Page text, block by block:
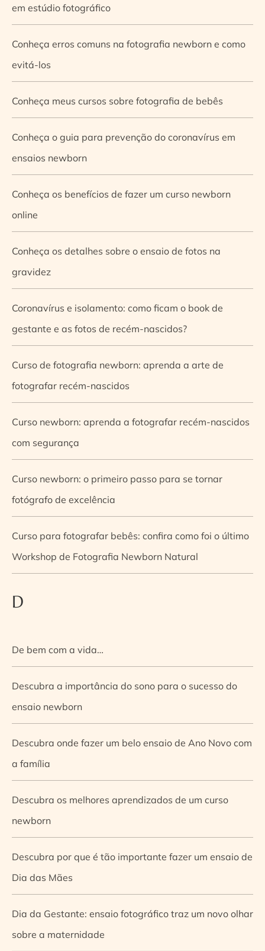
em estúdio fotográfico
Conheça erros comuns na fotografia newborn e como
evitá-los
Conheça meus cursos sobre fotografia de bebês
Conheça o guia para prevenção do coronavírus em
ensaios newborn
Conheça os benefícios de fazer um curso newborn
online
Conheça os detalhes sobre o ensaio de fotos na
gravidez
Coronavírus e isolamento: como ficam o book de
gestante e as fotos de recém-nascidos?
Curso de fotografia newborn: aprenda a arte de
fotografar recém-nascidos
Curso newborn: aprenda a fotografar recém-nascidos
com segurança
Curso newborn: o primeiro passo para se tornar
fotógrafo de excelência
Curso para fotografar bebês: confira como foi o último
Workshop de Fotografia Newborn Natural
D
De bem com a vida…
Descubra a importância do sono para o sucesso do
ensaio newborn
Descubra onde fazer um belo ensaio de Ano Novo com
a família
Descubra os melhores aprendizados de um curso
newborn
Descubra por que é tão importante fazer um ensaio de
Dia das Mães
Dia da Gestante: ensaio fotográfico traz um novo olhar
sobre a maternidade